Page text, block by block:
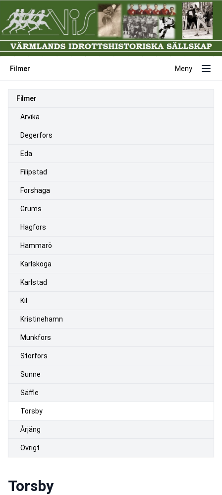
Filmer Meny
Filmer
Arvika
Degerfors
Eda
Filipstad
Forshaga
Grums
Hagfors
Hammarö
Karlskoga
Karlstad
Kil
Kristinehamn
Munkfors
Storfors
Sunne
Säffle
Torsby
Årjäng
Övrigt
Torsby